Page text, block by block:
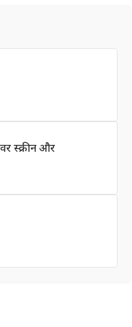
स्क्रीन और